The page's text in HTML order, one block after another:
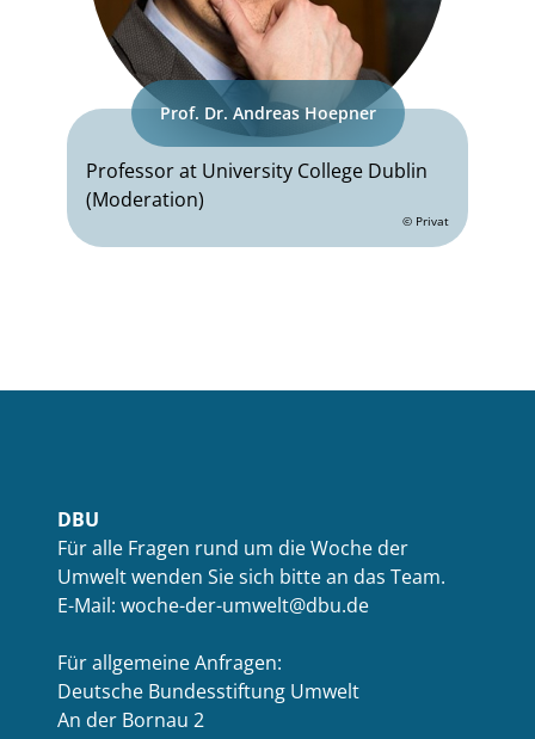
Prof. Dr. Andreas Hoepner
Professor at University College Dublin
(Moderation)
© Privat
DBU
Für alle Fragen rund um die Woche der
Umwelt wenden Sie sich bitte an das Team.
E-Mail: woche-der-umwelt@dbu.de
Für allgemeine Anfragen:
Deutsche Bundesstiftung Umwelt
An der Bornau 2